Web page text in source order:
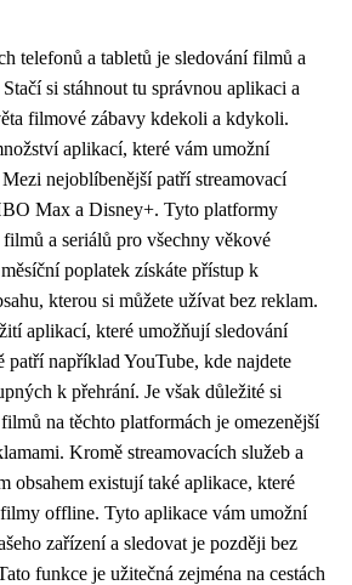
telefonů a tabletů je sledování filmů a
si stáhnout tu správnou aplikaci a
filmové zábavy kdekoli a kdykoli.
aplikací, které vám umožní
nejoblíbenější patří streamovací
Max a Disney+. Tyto platformy
a seriálů pro všechny věkové
poplatek získáte přístup k
kterou si můžete užívat bez reklam.
aplikací, které umožňují sledování
patří například YouTube, kde najdete
k přehrání. Je však důležité si
na těchto platformách je omezenější
Kromě streamovacích služeb a
obsahem existují také aplikace, které
offline. Tyto aplikace vám umožní
zařízení a sledovat je později bez
funkce je užitečná zejména na cestách